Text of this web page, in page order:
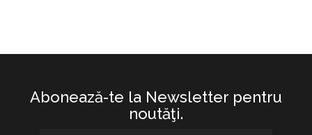
Abonează-te la Newsletter pentru
noutăţi.